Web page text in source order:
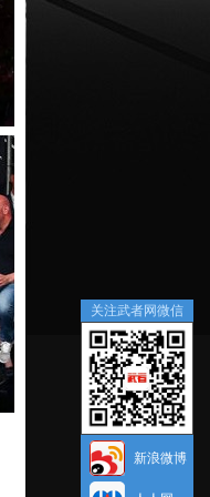
关注武者网微信
新浪微博